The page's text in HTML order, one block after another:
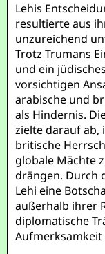
Lehis
resultierte aus
unzureichend
Trotz Trumans
und ein
vorsichtigen
arabische und
als Hindernis.
zielte darauf ab,
britische
globale Mächte
drängen. Durch
Lehi eine
außerhalb ihrer
diplomatische
Aufmerksamkeit